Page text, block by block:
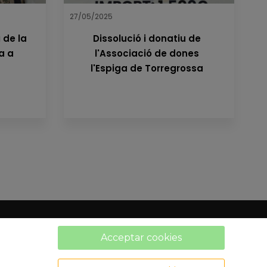
de la
a
27/05/2025
Dissolució i donatiu de
l'Associació de dones
l'Espiga de Torregrossa
Acceptar cookies